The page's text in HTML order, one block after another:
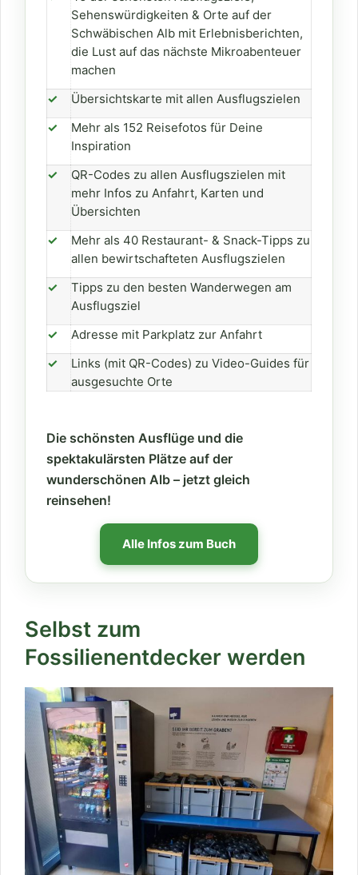
Sehenswürdigkeiten & Orte auf der
Schwäbischen Alb mit Erlebnisberichten,
die Lust auf das nächste Mikroabenteuer
machen
✓
Übersichtskarte mit allen Ausflugszielen
✓
Mehr als 152 Reisefotos für Deine
Inspiration
✓
QR-Codes zu allen Ausflugszielen mit
mehr Infos zu Anfahrt, Karten und
Übersichten
✓
Mehr als 40 Restaurant- & Snack-Tipps zu
allen bewirtschafteten Ausflugszielen
✓
Tipps zu den besten Wanderwegen am
Ausflugsziel
✓
Adresse mit Parkplatz zur Anfahrt
✓
Links (mit QR-Codes) zu Video-Guides für
ausgesuchte Orte
Die schönsten Ausflüge und die
spektakulärsten Plätze auf der
wunderschönen Alb – jetzt gleich
reinsehen!
Alle Infos zum Buch
Selbst zum
Fossilienentdecker werden